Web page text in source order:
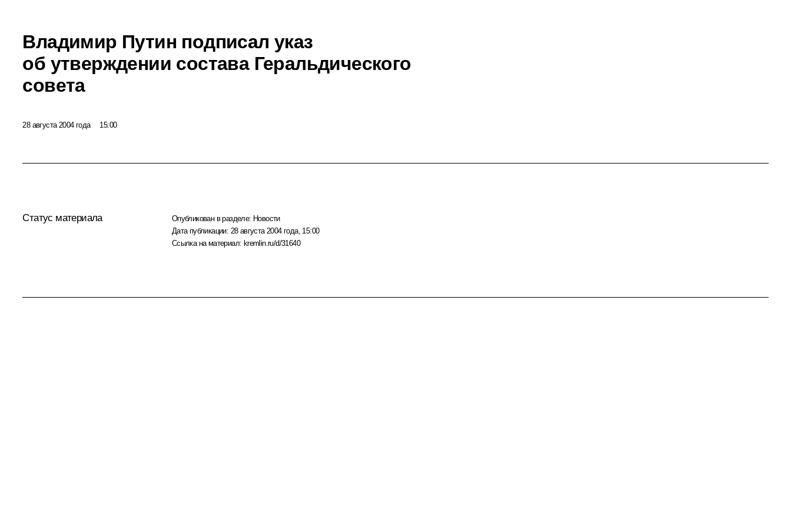
Владимир Путин подписал указ
об утверждении состава Геральдического
совета
28 августа 2004 года 15:00
Статус материала Опубликован в разделе: Новости
Дата публикации: 28 августа 2004 года, 15:00
Ссылка на материал: kremlin.ru/d/31640